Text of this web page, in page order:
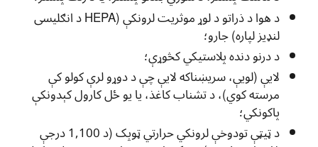
د هوا د ذراتو د لوړ موثریت لرونکې (HEPA د انګلیسی
لنډیز لپاره) جارو؛
د درنو دنده پلاستيکي کڅوړې؛
لایې (لویې، سریښناکه لایې چې د دوړو لرې کولو کې
مرسته کوي)، د تشناب کاغذ، یا یو ځل کارول کېدونکې
پاکونکي؛
د ټيټې تودوخې لرونکي حرارتي ټوپک (د 1,100 درجې